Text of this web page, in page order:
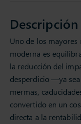
Descripción
Uno de los
moderna es
la reducción del
desperdicio —ya
mermas,
convertido en un
directa a la